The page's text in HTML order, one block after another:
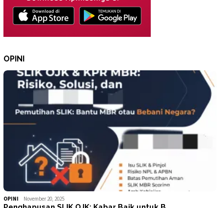
OPINI
OPINI November 20, 2025